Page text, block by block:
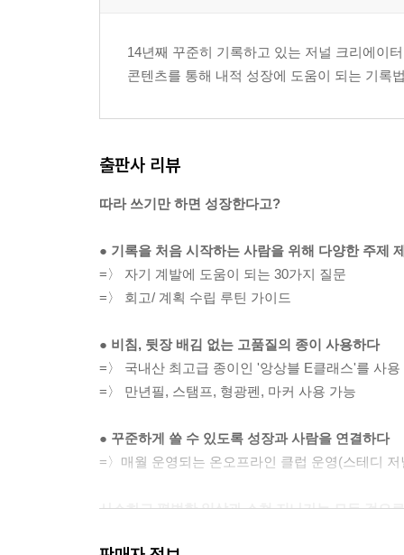
14년째 꾸준히 기록하고 있는 저널 크리에이
콘텐츠를 통해 내적 성장에 도움이 되는 기록
출판사 리뷰
따라 쓰기만 하면 성장한다고?
● 기록을 처음 시작하는 사람을 위해 다양한 주제
=〉 자기 계발에 도움이 되는 30가지 질문
=〉 회고/ 계획 수립 루틴 가이드
● 비침, 뒷장 배김 없는 고품질의 종이 사용하다
=〉 국내산 최고급 종이인 '앙상블 E클래스'를 사용
=〉 만년필, 스탬프, 형광펜, 마커 사용 가능
● 꾸준하게 쓸 수 있도록 성장과 사람을 연결하다
=〉매월 운영되는 온오프라인 클럽 운영(스테디
사소하고 평범한 일상과 스쳐 지나가는 모든 것으